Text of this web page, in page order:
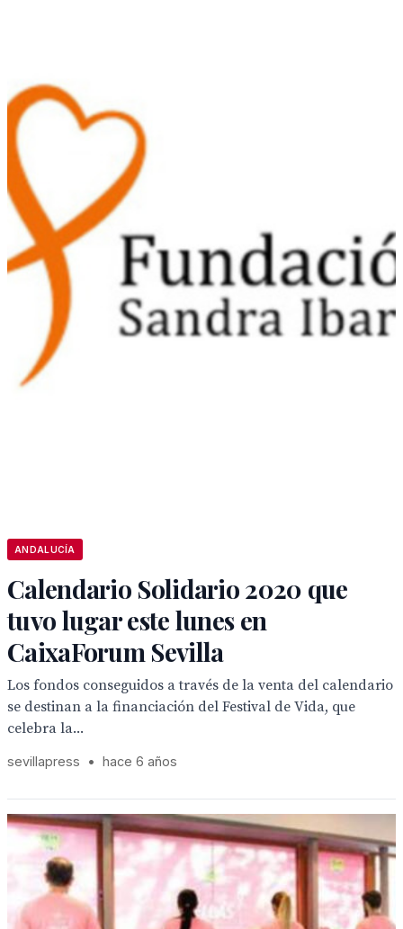
ANDALUCÍA
Calendario Solidario 2020 que
tuvo lugar este lunes en
CaixaForum Sevilla
Los fondos conseguidos a través de la venta del calendario
se destinan a la financiación del Festival de Vida, que
celebra la...
sevillapress • hace 6 años